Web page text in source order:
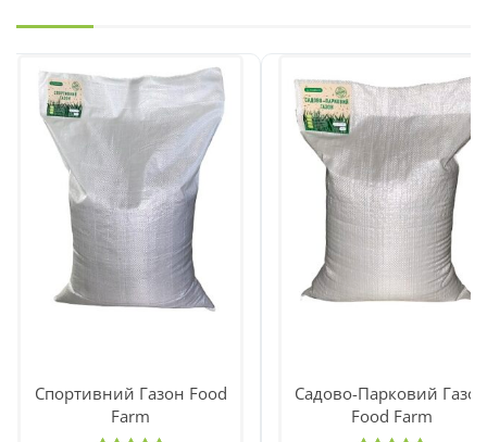
Спортивний Газон Food
Farm
Садово-Парковий Газон
Food Farm